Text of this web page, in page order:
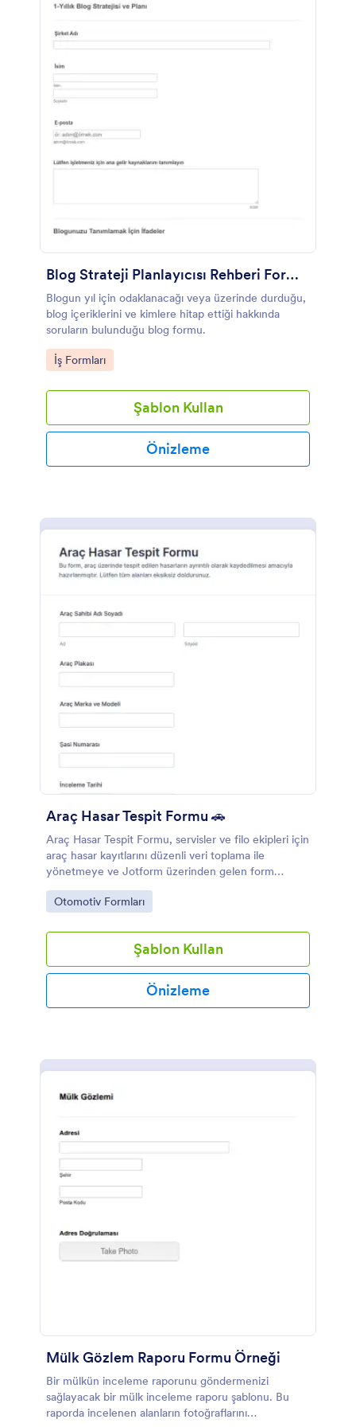
aracılığıyla daha fazla alan ekleyerek bu form
şablonunu daha da özelleştirebilirsiniz.
Blog Strateji Planlayıcısı Rehberi Formu Örneği
Blogun yıl için odaklanacağı veya üzerinde durduğu,
blog içeriklerini ve kimlere hitap ettiği hakkında
soruların bulunduğu blog formu.
Go to Category:
İş Formları
Şablon Kullan
Önizleme
Araç Hasar Tespit Formu 🚗
Araç Hasar Tespit Formu, servisler ve filo ekipleri için
araç hasar kayıtlarını düzenli veri toplama ile
yönetmeye ve Jotform üzerinden gelen form
yanıtlarını tek noktada takip etmeye yardımcı olur.
Go to Category:
Otomotiv Formları
Şablon Kullan
Önizleme
Mülk Gözlem Raporu Formu Örneği
Bir mülkün inceleme raporunu göndermenizi
sağlayacak bir mülk inceleme raporu şablonu. Bu
raporda incelenen alanların fotoğraflarını